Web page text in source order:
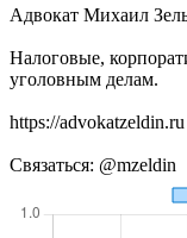
Адвокат Михаил
Налоговые,
уголовным делам.
https://advokatzeldin.ru
Связаться: @mzeldin